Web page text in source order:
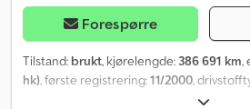
Forespørre
Tilstand: brukt, kjørelengde: 386 691 km,
hk), første registrering:11/2000,
3 aksler